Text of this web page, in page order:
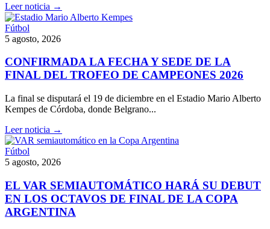
Leer noticia →
Fútbol
5 agosto, 2026
CONFIRMADA LA FECHA Y SEDE DE LA
FINAL DEL TROFEO DE CAMPEONES 2026
La final se disputará el 19 de diciembre en el Estadio Mario Alberto
Kempes de Córdoba, donde Belgrano...
Leer noticia →
Fútbol
5 agosto, 2026
EL VAR SEMIAUTOMÁTICO HARÁ SU DEBUT
EN LOS OCTAVOS DE FINAL DE LA COPA
ARGENTINA